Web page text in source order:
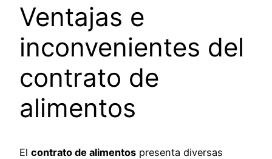
Ventajas e
inconvenientes del
contrato de
alimentos
El contrato de alimentos presenta diversas